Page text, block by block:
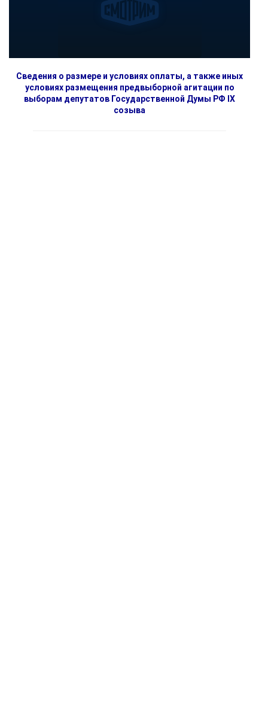
Сведения о размере и условиях оплаты, а также иных
условиях размещения предвыборной агитации по
выборам депутатов Государственной Думы РФ IX
созыва